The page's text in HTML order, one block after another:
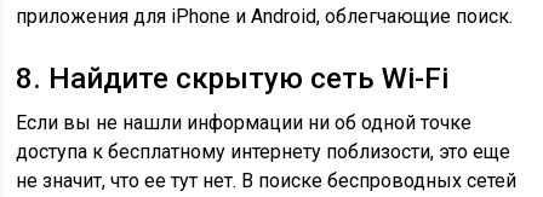
приложения для iPhone и Android, облегчающие поиск.
8. Найдите скрытую сеть Wi-Fi
Если вы не нашли информации ни об одной точке
доступа к бесплатному интернету поблизости, это еще
не значит, что ее тут нет. В поиске беспроводных сетей